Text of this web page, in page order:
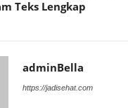
Teks Lengkap
adminBella
https://jadisehat.com